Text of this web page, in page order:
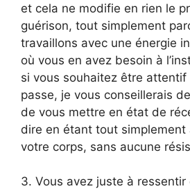
et cela ne modifie en rien le
guérison, tout simplement
travaillons avec une énergie
où vous en avez besoin à
si vous souhaitez être attentif
passe, je vous conseillerais
de vous mettre en état de
dire en étant tout simplement
votre corps, sans aucune
3. Vous avez juste à ressentir